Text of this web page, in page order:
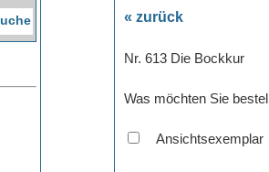
« zurück
Nr. 613 Die Bockkur
Was möchten Sie
Ansichtsexemplar